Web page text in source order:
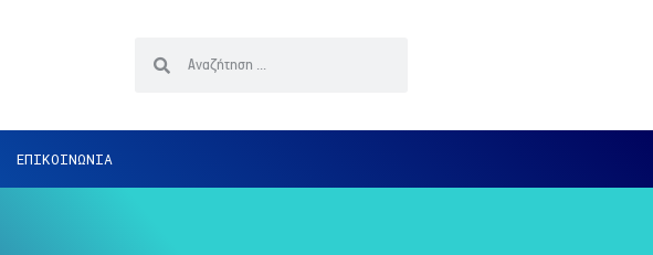
ΕΠΙΚΟΙΝΩΝΙΑ